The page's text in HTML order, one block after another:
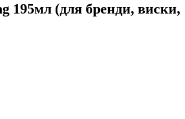
195мл (для бренди, виски,